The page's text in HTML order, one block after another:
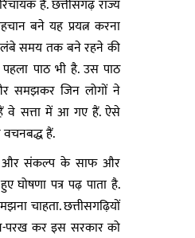
है. छत्तीसगढ़ राज्य
बने यह प्रयत्न करना
समय तक बने रहने की
पहला पाठ भी है. उस पाठ
समझकर जिन लोगों ने
वे सत्ता में आ गए हैं. ऐसे
हैं.
और संकल्प के साफ और
घोषणा पत्र पढ़ पाता है.
चाहता. छत्तीसगढ़ियों
कर इस सरकार को